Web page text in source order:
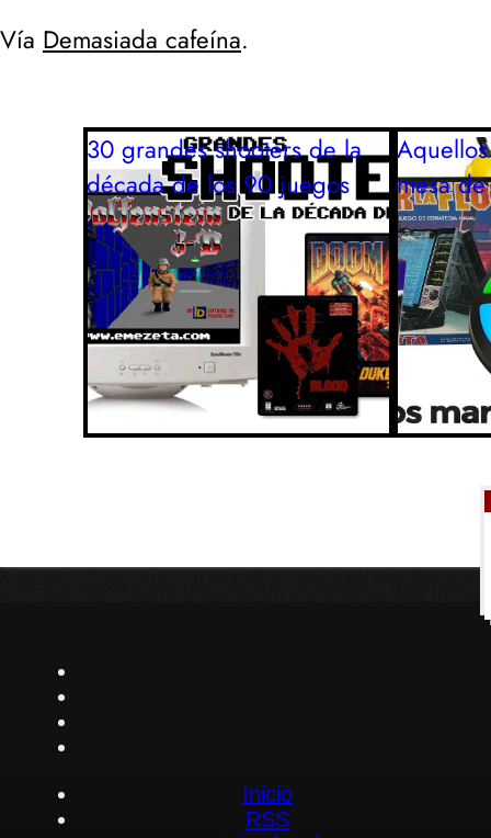
Vía Demasiada cafeína.
30 grandes shooters de la
década de los 90 juegos
mesa
Inicio
RSS